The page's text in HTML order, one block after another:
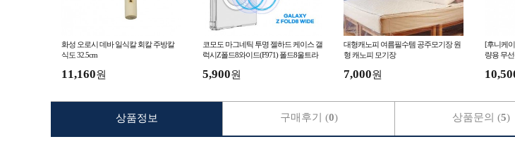
화성 오로시 데바 일식칼 회칼 주방칼
식도 32.5cm
11,160원
코모도 마그네틱 투명 젤하드 케이스 갤
럭시Z폴드8와이드(F971) 폴드8울트라
5,900원
대형캐노피 여름필수템 공주모기장 원
형 캐노피 모기장
7,000원
[후니케
량용 무
상품정보 구매후기 (0) 상품문의 (5)